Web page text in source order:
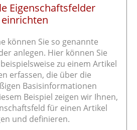
Eigenschaftsfelder
einrichten
können Sie so genannte
anlegen. Hier können Sie
zu einem Artikel
erfassen, die über die
Basisinformationen
Beispiel zeigen wir Ihnen,
für einen Artikel
und definieren.